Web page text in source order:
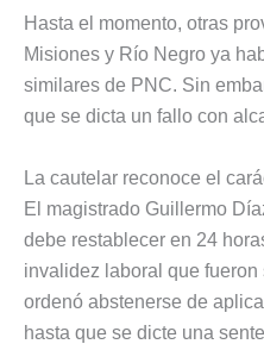
Hasta el momento, otras
Misiones y Río Negro ya
similares de PNC. Sin
que se dicta un fallo con
La cautelar reconoce el
El magistrado Guillermo
debe restablecer en 24
invalidez laboral que
ordenó abstenerse de
hasta que se dicte una